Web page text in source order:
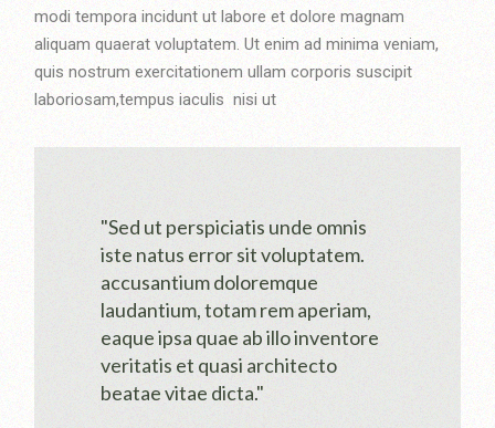
modi tempora incidunt ut labore et dolore magnam
aliquam quaerat voluptatem. Ut enim ad minima veniam,
quis nostrum exercitationem ullam corporis suscipit
laboriosam,tempus iaculis nisi ut
"Sed ut perspiciatis unde omnis
iste natus error sit voluptatem.
accusantium doloremque
laudantium, totam rem aperiam,
eaque ipsa quae ab illo inventore
veritatis et quasi architecto
beatae vitae dicta."